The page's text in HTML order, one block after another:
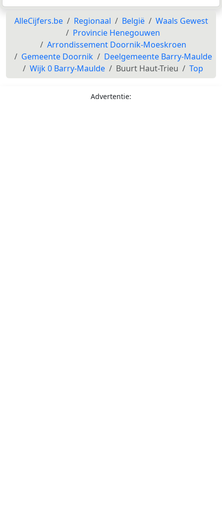
AlleCijfers.be Regionaal België
Waals Gewest
Provincie Henegouwen
Arrondissement Doornik-Moeskroen
Gemeente Doornik
Deelgemeente Barry-Maulde
Wijk 0 Barry-Maulde
Buurt Haut-Trieu Top
Advertentie: